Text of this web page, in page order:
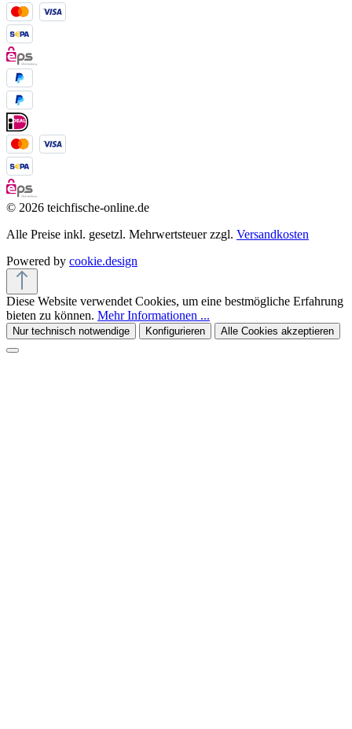
© 2026 teichfische-online.de
Alle Preise inkl. gesetzl. Mehrwertsteuer zzgl. Versandkosten
Powered by cookie.design
Diese Website verwendet Cookies, um eine bestmögliche Erfahrung
bieten zu können. Mehr Informationen ...
Nur technisch notwendige Konfigurieren Alle Cookies akzeptieren